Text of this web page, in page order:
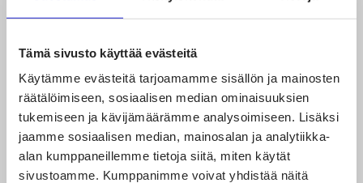
Tämä sivusto käyttää evästeitä
Käytämme evästeitä tarjoamamme sisällön ja mainosten
räätälöimiseen, sosiaalisen median ominaisuuksien
tukemiseen ja kävijämäärämme analysoimiseen. Lisäksi
jaamme sosiaalisen median, mainosalan ja analytiikka-
alan kumppaneillemme tietoja siitä, miten käytät
sivustoamme. Kumppanimme voivat yhdistää näitä
Asianmukaisen
huolellisuuden
velvoitetta tulee
edistää vähintään EU-
tasolla